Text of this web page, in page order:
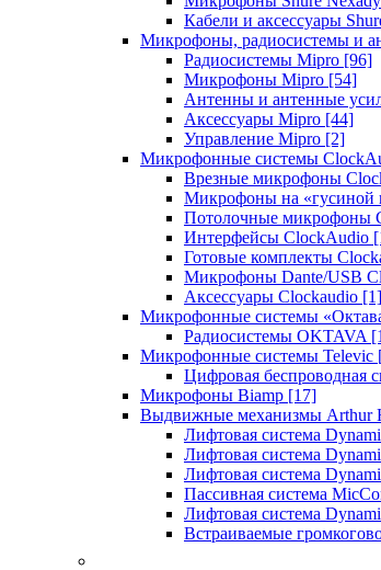
Кабели и аксессуары
Микрофоны, радиосистемы и
Радиосистемы Mipro [96]
Микрофоны Mipro [54]
Антенны и антенные
Аксессуары Mipro [44]
Управление Mipro [2]
Микрофонные системы
Врезные микрофоны
Микрофоны на «гусиной
Потолочные микрофоны
Интерфейсы ClockAudio
Готовые комплекты
Микрофоны Dante/USB
Аксессуары Clockaudio [1]
Микрофонные системы
Радиосистемы OKTAVA
Микрофонные системы Televic
Цифровая беспроводная
Микрофоны Biamp [17]
Выдвижные механизмы Arthur
Лифтовая система
Лифтовая система
Лифтовая система
Пассивная система
Лифтовая система
Встраиваемые